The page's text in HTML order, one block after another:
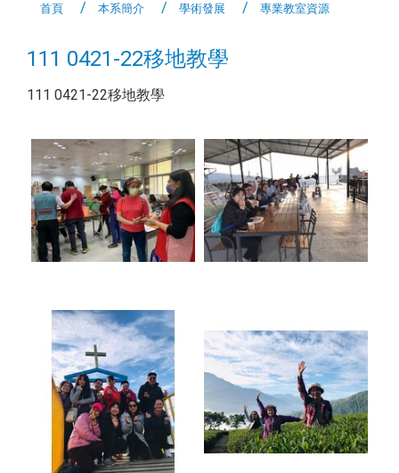
首頁 本系簡介 學術發展 專業教室資源
111 0421-22移地教學
111 0421-22移地教學